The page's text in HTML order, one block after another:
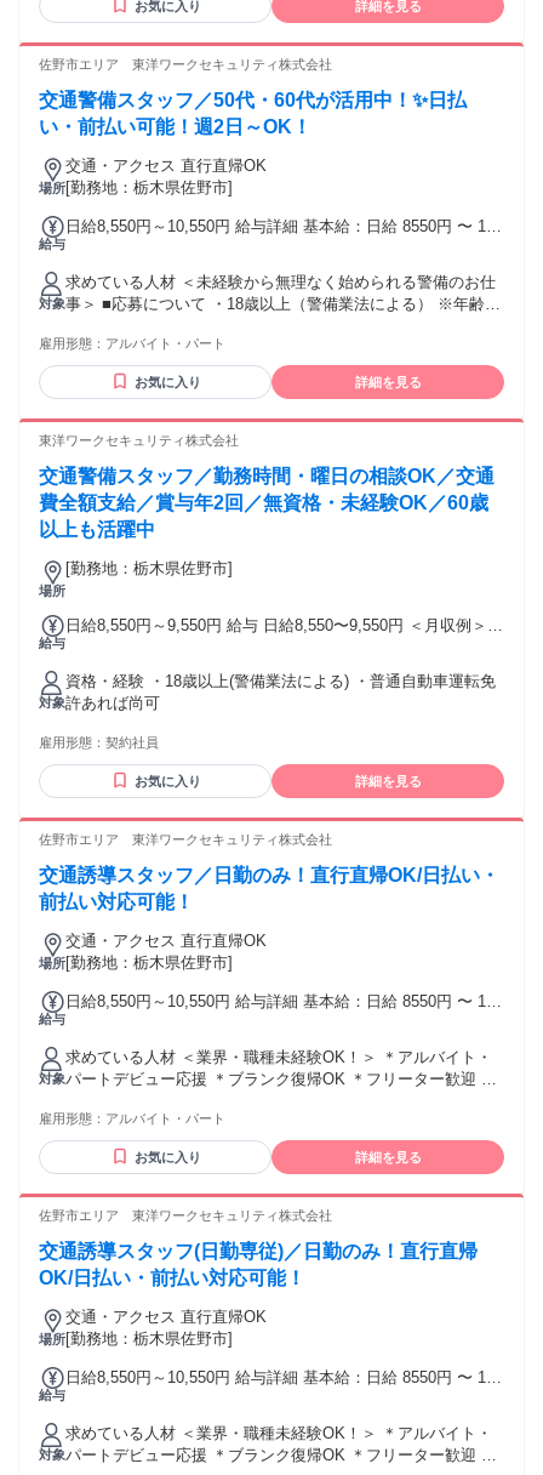
お気に入り 詳細を見る
佐野市エリア 東洋ワークセキュリティ株式会社
交通警備スタッフ／50代・60代が活用中！✨日払
い・前払い可能！週2日～OK！
場所
交通・アクセス 直行直帰OK
[勤務地：栃木県佐野市]
給与
日給8,550円～10,550円 給与詳細 基本給：日給 8550円 〜 1万
る通勤・皆勤・家族手当金額：なし 全員に一律で支払われる
その他手当金額：なし ※経験や能力を考慮し決定 ◆交通費規
定支給 ◆遠方手当あり ◆日払い・週払いOK(規定)
対象
求めている人材 ＜未経験から無理なく始められる警備のお仕
事＞ ■応募について ・18歳以上（警備業法による） ※年齢・
タート多数 ・お仕事ブランクがある方 ・定年後のセカンドワ
ークをお探しの方 ・自分のペースで無理なく働きたい方 ・副
業・Wワーク希望の方 ■働き方 ・週数日からOK／掛け持ち
格（なくてもOK） ・普通自動車免許 ・警備業務の経験 ・交
のお仕事も大歓迎／ 研修があるので安心してスタートできま
す◎
雇用形態： アルバイト・パート
お気に入り 詳細を見る
東洋ワークセキュリティ株式会社
交通警備スタッフ／勤務時間・曜日の相談OK／交通
費全額支給／賞与年2回／無資格・未経験OK／60歳
以上も活躍中
場所
[勤務地：栃木県佐野市]
給与
日給8,550円～9,550円 給与 日給8,550〜9,550円 ＜月収例＞
別途支給＞ ・資格手当：～1,000円／日 ・残業手当 ・深夜手
当 ・遠方手当 片道 50 キロ以上：1,000円／日 片道100キロ以
上：2,000円／日
対象
資格・経験 ・18歳以上(警備業法による) ・普通自動車運転免
許あれば尚可
雇用形態： 契約社員
お気に入り 詳細を見る
佐野市エリア 東洋ワークセキュリティ株式会社
交通誘導スタッフ／日勤のみ！直行直帰OK/日払い・
前払い対応可能！
場所
交通・アクセス 直行直帰OK
[勤務地：栃木県佐野市]
給与
日給8,550円～10,550円 給与詳細 基本給：日給 8550円 〜 1万
る通勤・皆勤・家族手当金額：なし 全員に一律で支払われる
その他手当金額：なし ※経験や能力を考慮し決定 ◆交通費規
定支給 ◆遠方手当あり ◆日払い・週払いOK(規定)
対象
求めている人材 ＜業界・職種未経験OK！＞ ＊アルバイト・
パートデビュー応援 ＊ブランク復帰OK ＊フリーター歓迎 ＊
資格不問 ＜下記の経験や資格があれば尚可＞ ◇普通自動車免
許 ◇警備業務経験 ◇交通誘導警備1級・2級 ◇施設警備1級・
雇用形態： アルバイト・パート
お気に入り 詳細を見る
佐野市エリア 東洋ワークセキュリティ株式会社
交通誘導スタッフ(日勤専従)／日勤のみ！直行直帰
OK/日払い・前払い対応可能！
場所
交通・アクセス 直行直帰OK
[勤務地：栃木県佐野市]
給与
日給8,550円～10,550円 給与詳細 基本給：日給 8550円 〜 1万
る通勤・皆勤・家族手当金額：なし 全員に一律で支払われる
その他手当金額：なし ※経験や能力を考慮し決定 ◆交通費規
定支給 ◆遠方手当あり ◆日払い・週払いOK(規定)
対象
求めている人材 ＜業界・職種未経験OK！＞ ＊アルバイト・
パートデビュー応援 ＊ブランク復帰OK ＊フリーター歓迎 ＊